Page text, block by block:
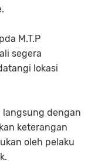
M.T.P
segera
lokasi
langsung dengan
keterangan
oleh pelaku